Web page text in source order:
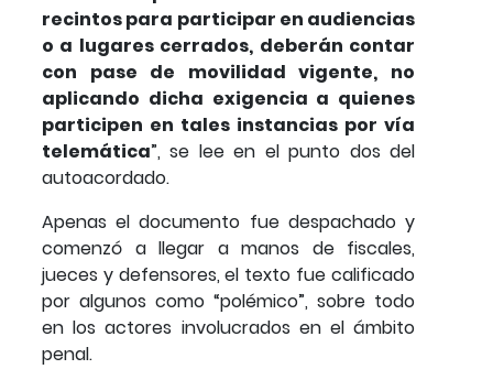
recintos para participar en audiencias
o a lugares cerrados, deberán contar
con pase de movilidad vigente, no
aplicando dicha exigencia a quienes
participen en tales instancias por vía
telemática”, se lee en el punto dos del
autoacordado.
Apenas el documento fue despachado y
comenzó a llegar a manos de fiscales,
jueces y defensores, el texto fue calificado
por algunos como “polémico”, sobre todo
en los actores involucrados en el ámbito
penal.